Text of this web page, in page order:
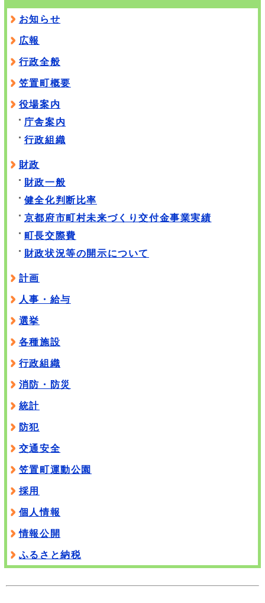
お知らせ
広報
行政全般
笠置町概要
役場案内
庁舎案内
行政組織
財政
財政一般
健全化判断比率
京都府市町村未来づくり交付金事業実績
町長交際費
財政状況等の開示について
計画
人事・給与
選挙
各種施設
行政組織
消防・防災
統計
防犯
交通安全
笠置町運動公園
採用
個人情報
情報公開
ふるさと納税